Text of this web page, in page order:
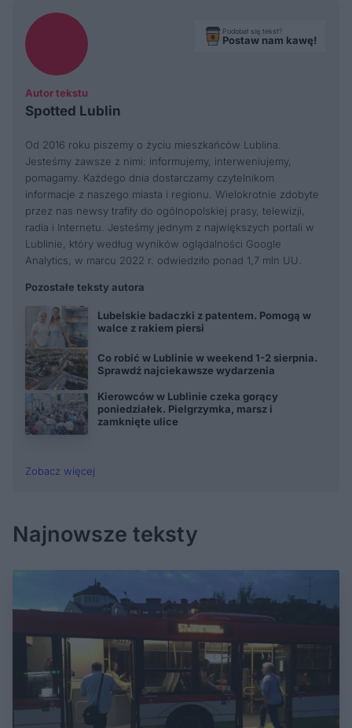
Autor tekstu
Spotted Lublin
Podobał się tekst?
Postaw nam kawę!
Od 2016 roku piszemy o życiu mieszkańców Lublina.
Jesteśmy zawsze z nimi: informujemy, interweniujemy,
pomagamy. Każdego dnia dostarczamy czytelnikom
informacje z naszego miasta i regionu. Wielokrotnie zdobyte
przez nas newsy trafiły do ogólnopolskiej prasy, telewizji,
radia i Internetu. Jesteśmy jednym z największych portali w
Lublinie, który według wyników oglądalności Google
Analytics, w marcu 2022 r. odwiedziło ponad 1,7 mln UU.
Pozostałe teksty autora
Lubelskie badaczki z patentem. Pomogą w
walce z rakiem piersi
Co robić w Lublinie w weekend 1-2 sierpnia.
Sprawdź najciekawsze wydarzenia
Kierowców w Lublinie czeka gorący
poniedziałek. Pielgrzymka, marsz i
zamknięte ulice
Zobacz więcej
Najnowsze teksty